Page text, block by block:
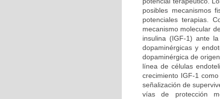
posibles mecanismos
potenciales terapias.
mecanismo molecular
insulina (IGF-1) ante
dopaminérgicas y
dopaminérgica de
línea de células
crecimiento IGF-1
señalización de
vías de protección